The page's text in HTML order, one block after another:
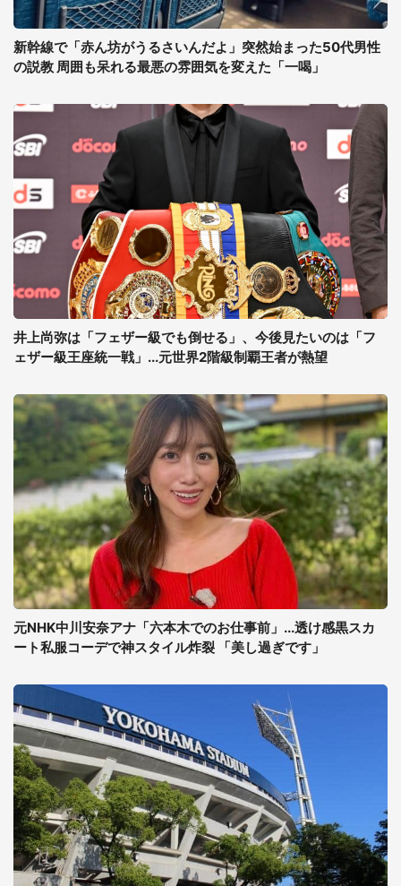
新幹線で「赤ん坊がうるさいんだよ」突然始まった50代男性
の説教 周囲も呆れる最悪の雰囲気を変えた「一喝」
井上尚弥は「フェザー級でも倒せる」、今後見たいのは「フ
ェザー級王座統一戦」...元世界2階級制覇王者が熱望
元NHK中川安奈アナ「六本木でのお仕事前」...透け感黒スカ
ート私服コーデで神スタイル炸裂 「美し過ぎです」